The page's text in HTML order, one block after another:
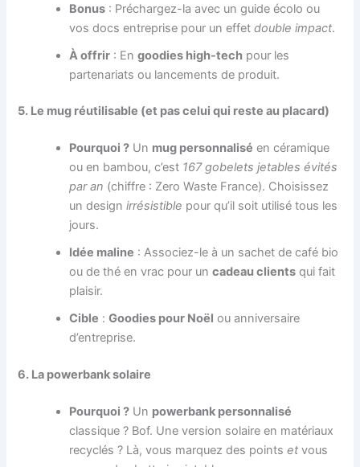
Bonus : Préchargez-la avec un guide écolo ou
vos docs entreprise pour un effetdouble impact.
À offrir : Engoodies high-tech pour les
partenariats ou lancements de produit.
5. Le mug réutilisable (et pas celui qui reste au placard)
Pourquoi ? Un mug personnalisé en céramique
ou en bambou, c’est 167 gobelets jetables évités
par an (chiffre : Zero Waste France). Choisissez
un designirrésistible pour qu’il soit utilisé tous les
jours.
Idée maline : Associez-le à un sachet de café bio
ou de thé en vrac pour uncadeau clients qui fait
plaisir.
Cible :Goodies pour Noël ou anniversaire
d’entreprise.
6. La powerbank solaire
Pourquoi ? Un powerbank personnalisé
classique ? Bof. Une version solaire en matériaux
recyclés ? Là, vous marquez des pointset vous